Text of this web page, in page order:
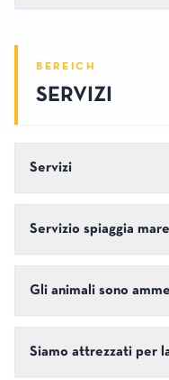
BEREICH
SERVIZI
Servizi
Servizio spiaggia mare
Gli animali sono
Siamo attrezzati per